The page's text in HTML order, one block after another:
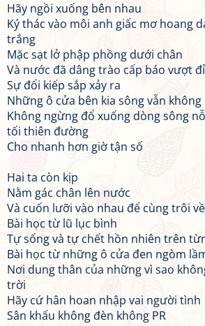
Hãy ngồi xuống bên nhau
Ký thác vào môi anh giấc mơ hoang
trắng
Mặc sạt lở phập phồng dưới chân
Và nước đã dâng trào cấp báo vượt
Sự đổi kiếp sắp xảy ra
Những ô cửa bên kia sông vẫn
Không ngừng đổ xuống dòng sông
tối thiên đường
Cho nhanh hơn giờ tận số
Hai ta còn kịp
Nằm gác chân lên nước
Và cuốn lưỡi vào nhau để cùng trôi
Bài học từ lũ lục bình
Tự sống và tự chết hồn nhiên trên
Bài học từ những ô cửa đen ngòm
Nơi dung thân của những vì sao
trời
Hãy cứ hân hoan nhập vai người tình
Sân khấu không đèn không PR